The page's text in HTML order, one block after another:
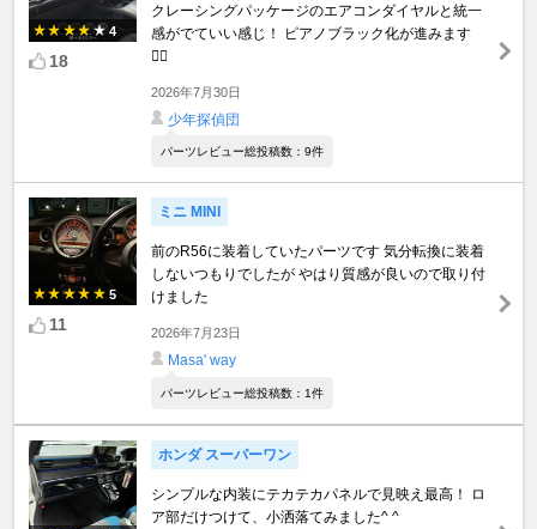
4
18
クレーシングパッケージのエアコンダイヤルと統一
感がでていい感じ！ ピアノブラック化が進みます
🙆‍♂️
2026年7月30日
少年探偵団
パーツレビュー総投稿数：9件
5
11
ミニ MINI
前のR56に装着していたパーツです 気分転換に装着
しないつもりでしたが やはり質感が良いので取り付
けました
2026年7月23日
Masa' way
パーツレビュー総投稿数：1件
ホンダ スーパーワン
シンプルな内装にテカテカパネルで見映え最高！ ロ
ア部だけつけて、小洒落てみました^ ^